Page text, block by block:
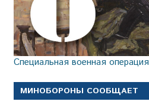
Специальная военная операция
МИНОБОРОНЫ СООБЩАЕТ